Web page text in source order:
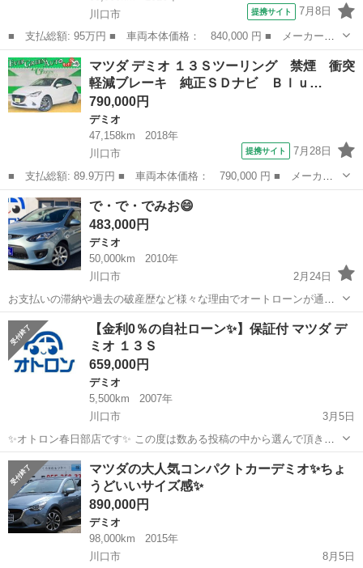
川口市
提携サイト 7月8日
■ 支払総額: 95万円 ■ 車両本体価格： 840,000 円 ■ メーカー
名： マツダ ■ 車種名： デミオ ■ グレード名： １５ＭＢ ６
ＭＴ ユーティリティパッケージ １５ＭＢ 純正オーディオ ＡＵ
Ｘ ＵＳＢ ＥＴ...
埼玉 川口市 デミオ
マツダ デミオ １３Ｓツーリング 禁煙 衝突
軽減ブレーキ 純正ＳＤナビ Ｂｌｕ…
790,000円
デミオ
47,158km
2018年
川口市
提携サイト 7月28日
■ 支払総額: 89.9万円 ■ 車両本体価格： 790,000 円 ■ メーカー
名： マツダ ■ 車種名： デミオ ■ グレード名： １３Ｓツーリ
ング 禁煙 衝突軽減ブレーキ 純正ＳＤナビ Ｂｌｕｅｔｏｏｔ
ｈ バックモニ...
埼玉 川口市
で・で・でみお😄
483,000円
デミオ
50,000km
2010年
川口市
2月24日
お支払いの滞納や過去の破産歴など様々な理由でオートローンが通ら
なくなってしまう方が増えています。そうした理由で他社のオートロ
ーンが通らなかった方もご安心ください！信販会社を通さない自社ロ
ーンプラン(MCCSプラン)+オトロン...
埼玉 デミオ オトロン
【金利0％の自社ローン✨】保証付 マツダ デ
ミオ １３Ｓ
659,000円
デミオ
5,500km
2007年
川口市
3月5日
✨オトロン春日部店です✨ この度は数ある投稿の中から選んで頂き誠
にありがとうございます！！ 【掲載車両情報URL】 🌟マツダ デミオ
１３Ｓ ✨ https://www.otoron.jp/lists...
埼玉 川口市 デミオ ローン
マツダの大人気コンパクトカーデミオ✨ちょ
うどいいサイズ感✨
890,000円
デミオ
98,000km
2015年
川口市
8月5日